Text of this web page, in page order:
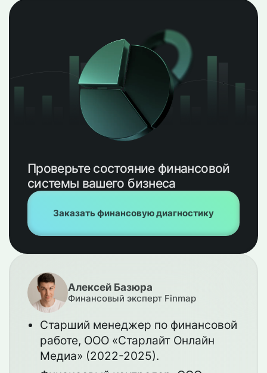
Проверьте состояние финансовой
системы вашего бизнеса
Заказать финансовую диагностику
Алексей Базюра
Финансовый эксперт Finmap
Старший менеджер по финансовой
работе, ООО «Старлайт Онлайн
Медиа» (2022-2025).